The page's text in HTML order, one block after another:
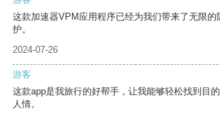
这款加速器VPM应用程序已经为我们带来了无限的
护。
2024-07-26
游客
这款app是我旅行的好帮手，让我能够轻松找到目
人情。